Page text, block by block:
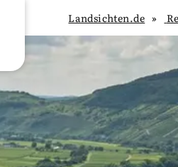
Landsichten.de